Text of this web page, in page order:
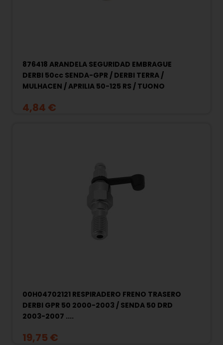
876418 ARANDELA SEGURIDAD EMBRAGUE
DERBI 50cc SENDA-GPR / DERBI TERRA /
MULHACEN / APRILIA 50-125 RS / TUONO
4,84 €
00H04702121 RESPIRADERO FRENO TRASERO
DERBI GPR 50 2000-2003 / SENDA 50 DRD
2003-2007 ....
19,75 €